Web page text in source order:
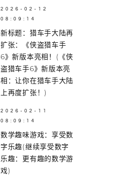
2026-02-12
08:09:14
新标题：猎车手大陆再
扩张：《侠盗猎车手
6》新版本亮相！(《侠
盗猎车手6》新版本亮
相：让你在猎车手大陆
上再度扩张！)
2026-02-11
08:09:14
数学趣味游戏：享受数
字乐趣(继续享受数字
乐趣：更有趣的数学游
戏)